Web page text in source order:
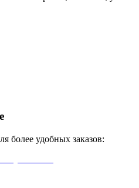
более удобных заказов: